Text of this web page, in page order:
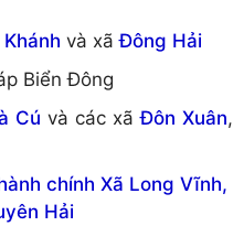
và xãĐông Hải
Biển Đông
Cú và các xãĐôn Xuân,